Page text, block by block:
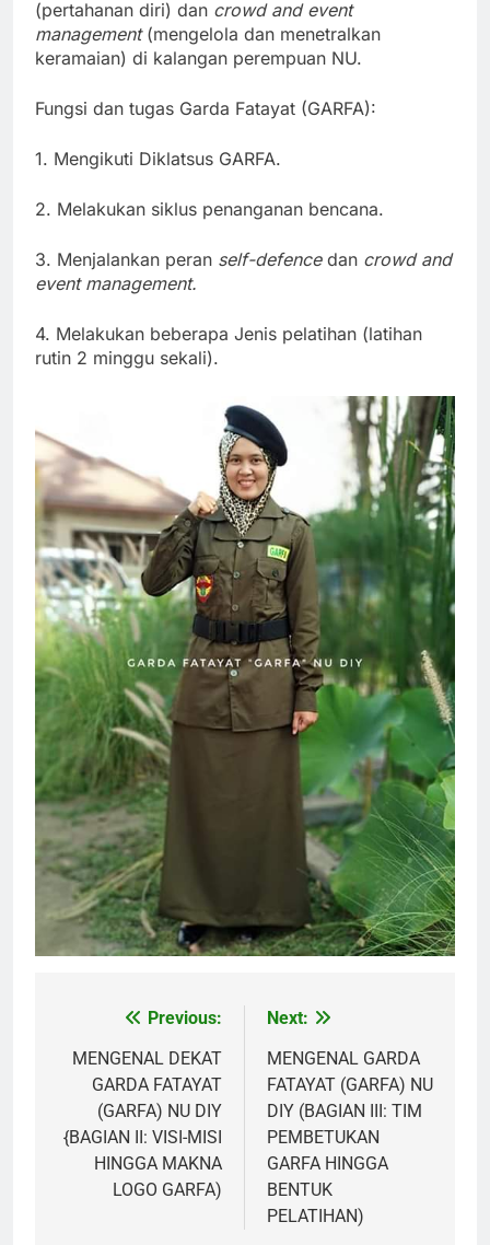
(pertahanan diri) dan crowd and event
management (mengelola dan menetralkan
keramaian) di kalangan perempuan NU.
Fungsi dan tugas Garda Fatayat (GARFA):
1. Mengikuti Diklatsus GARFA.
2. Melakukan siklus penanganan bencana.
3. Menjalankan peran self-defence dan crowd and
event management.
4. Melakukan beberapa Jenis pelatihan (latihan
rutin 2 minggu sekali).
navigation
Previous:
MENGENAL DEKAT
GARDA FATAYAT
(GARFA) NU DIY
{BAGIAN II: VISI-MISI
HINGGA MAKNA
LOGO GARFA)
Next:
MENGENAL GARDA
FATAYAT (GARFA) NU
DIY (BAGIAN III: TIM
PEMBETUKAN
GARFA HINGGA
BENTUK
PELATIHAN)